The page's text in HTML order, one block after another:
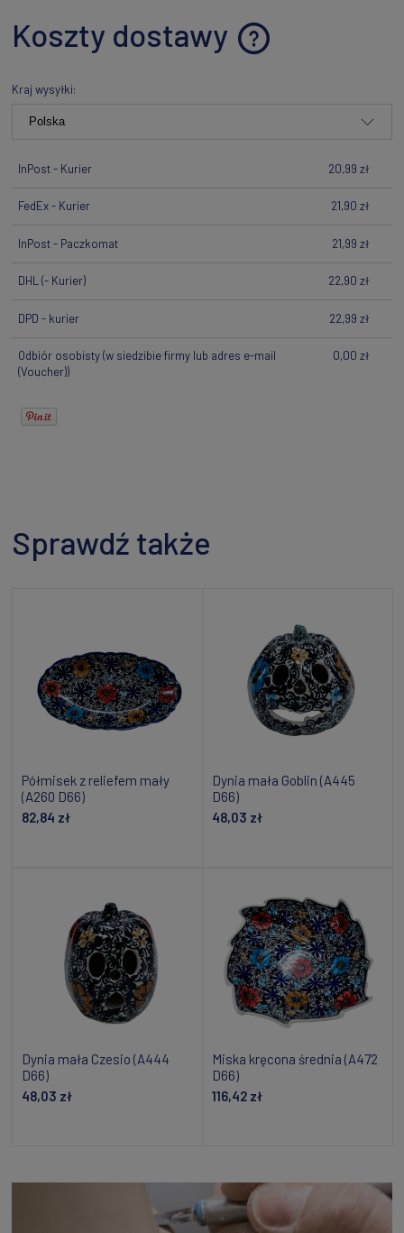
Koszty dostawy
Cena nie zawiera ewentualnych kosztów płatności
Kraj wysyłki:
InPost - Kurier 20,99 zł
FedEx - Kurier 21,90 zł
InPost - Paczkomat 21,99 zł
DHL(- Kurier) 22,90 zł
DPD - kurier 22,99 zł
Odbiór osobisty(w siedzibie firmy lub adres e-mail
(Voucher))
0,00 zł
Sprawdź także
Półmisek z reliefem mały
(A260 D66)
82,84 zł
Dynia mała Goblin (A445
D66)
48,03 zł
Dynia mała Czesio (A444
D66)
48,03 zł
Miska kręcona średnia (A472
D66)
116,42 zł